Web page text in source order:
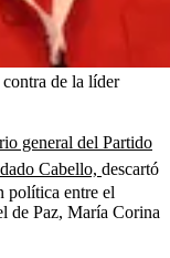
de la líder
general del Partido
Cabello, descartó
política entre el
de Paz, María Corina